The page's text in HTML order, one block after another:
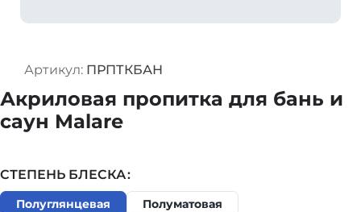
Артикул: ПРПТКБАН
Акриловая пропитка для бань и
саун Malare
СТЕПЕНЬ БЛЕСКА
Полуглянцевая Полуматовая